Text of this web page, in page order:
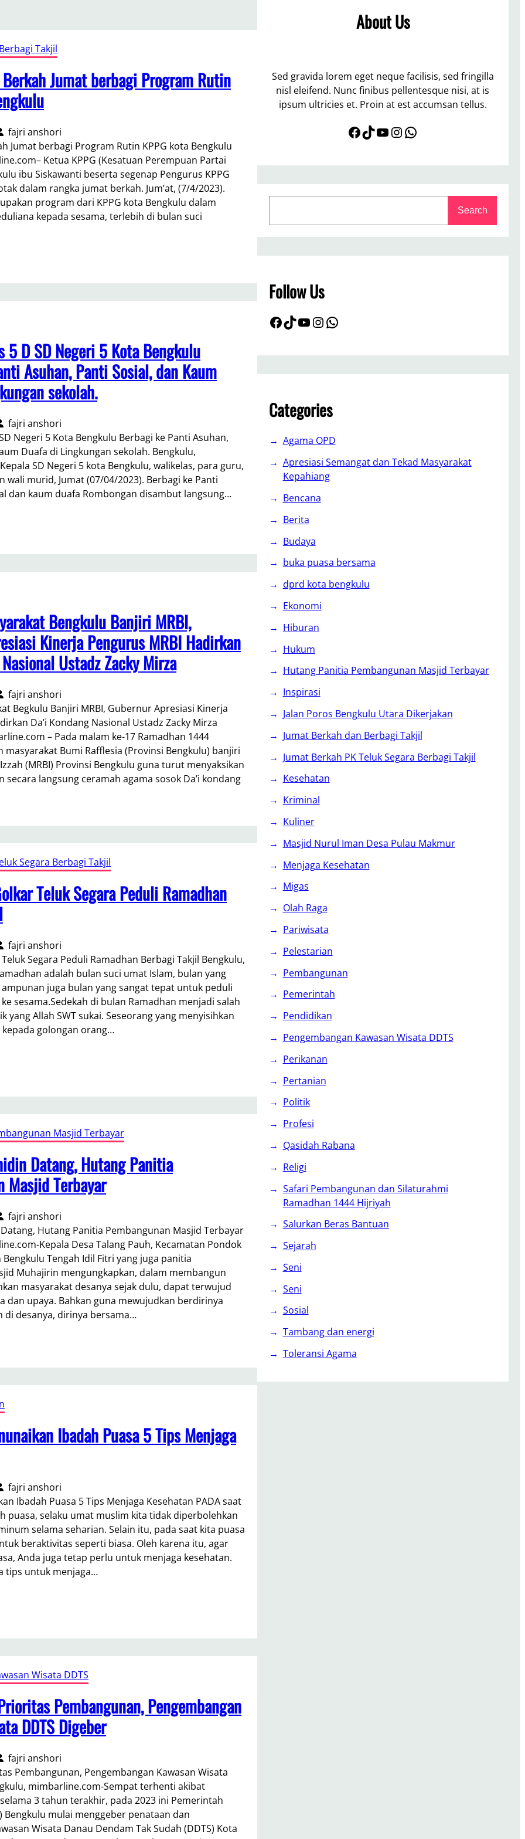
Takjil
Jumat berbagi Program Rutin
fajri anshori
Jumat berbagi Program Rutin KPPG kota Bengkulu
Ketua KPPG (Kesatuan Perempuan Partai
ibu Siskawanti beserta segenap Pengurus KPPG
dalam rangka jumat berkah. Jum’at, (7/4/2023).
program dari KPPG kota Bengkulu dalam
kepada sesama, terlebih di bulan suci
5 D SD Negeri 5 Kota Bengkulu
Asuhan, Panti Sosial, dan Kaum
sekolah.
fajri anshori
Negeri 5 Kota Bengkulu Berbagi ke Panti Asuhan,
Duafa di Lingkungan sekolah. Bengkulu,
SD Negeri 5 kota Bengkulu, walikelas, para guru,
wali murid, Jumat (07/04/2023). Berbagi ke Panti
dan kaum duafa Rombongan disambut langsung…
Bengkulu Banjiri MRBI,
Kinerja Pengurus MRBI Hadirkan
Ustadz Zacky Mirza
fajri anshori
Begkulu Banjiri MRBI, Gubernur Apresiasi Kinerja
Da’i Kondang Nasional Ustadz Zacky Mirza
– Pada malam ke-17 Ramadhan 1444
masyarakat Bumi Rafflesia (Provinsi Bengkulu) banjiri
(MRBI) Provinsi Bengkulu guna turut menyaksikan
secara langsung ceramah agama sosok Da’i kondang
Segara Berbagi Takjil
Teluk Segara Peduli Ramadhan
fajri anshori
Segara Peduli Ramadhan Berbagi Takjil Bengkulu,
adalah bulan suci umat Islam, bulan yang
juga bulan yang sangat tepat untuk peduli
sesama.Sedekah di bulan Ramadhan menjadi salah
yang Allah SWT sukai. Seseorang yang menyisihkan
golongan orang…
Masjid Terbayar
Datang, Hutang Panitia
Masjid Terbayar
fajri anshori
Hutang Panitia Pembangunan Masjid Terbayar
Kepala Desa Talang Pauh, Kecamatan Pondok
Bengkulu Tengah Idil Fitri yang juga panitia
Muhajirin mengungkapkan, dalam membangun
masyarakat desanya sejak dulu, dapat terwujud
dan upaya. Bahkan guna mewujudkan berdirinya
di desanya, dirinya bersama…
Ibadah Puasa 5 Tips Menjaga
fajri anshori
Ibadah Puasa 5 Tips Menjaga Kesehatan PADA saat
puasa, selaku umat muslim kita tidak diperbolehkan
selama seharian. Selain itu, pada saat kita puasa
beraktivitas seperti biasa. Oleh karena itu, agar
Anda juga tetap perlu untuk menjaga kesehatan.
tips untuk menjaga…
Wisata DDTS
Pembangunan, Pengembangan
DDTS Digeber
fajri anshori
Pembangunan, Pengembangan Kawasan Wisata
mimbarline.com-Sempat terhenti akibat
3 tahun terakhir, pada 2023 ini Pemerintah
Bengkulu mulai menggeber penataan dan
Wisata Danau Dendam Tak Sudah (DDTS) Kota
About Us
Sed gravida lorem eget neque facilisis, sed fringilla
nisl eleifend. Nunc finibus pellentesque nisi, at is
ipsum ultricies et. Proin at est accumsan tellus.
Facebook TikTok YouTube InstagramWhatsApp
c
Search
Follow Us
Facebook TikTok YouTube InstagramWhatsApp
Categories
Agama OPD
Apresiasi Semangat dan Tekad Masyarakat
Kepahiang
Bencana
Berita
Budaya
buka puasa bersama
dprd kota bengkulu
Ekonomi
Hiburan
Hukum
Hutang Panitia Pembangunan Masjid Terbayar
Inspirasi
Jalan Poros Bengkulu Utara Dikerjakan
Jumat Berkah dan Berbagi Takjil
Jumat Berkah PK Teluk Segara Berbagi Takjil
Kesehatan
Kriminal
Kuliner
Masjid Nurul Iman Desa Pulau Makmur
Menjaga Kesehatan
Migas
Olah Raga
Pariwisata
Pelestarian
Pembangunan
Pemerintah
Pendidikan
Pengembangan Kawasan Wisata DDTS
Perikanan
Pertanian
Politik
Profesi
Qasidah Rabana
Religi
Safari Pembangunan dan Silaturahmi
Ramadhan 1444 Hijriyah
Salurkan Beras Bantuan
Sejarah
Seni
Seni
Sosial
Tambang dan energi
Toleransi Agama